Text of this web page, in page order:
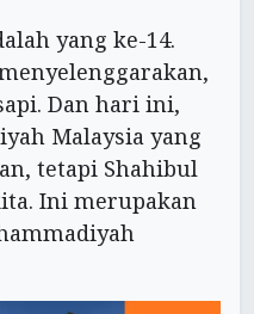
yang ke-14.
Dan hari ini,
Malaysia yang
tetapi Shahibul
Ini merupakan